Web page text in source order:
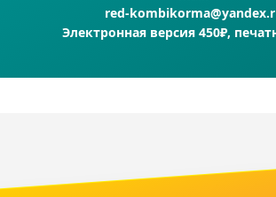
red-
Электронная версия 450₽,